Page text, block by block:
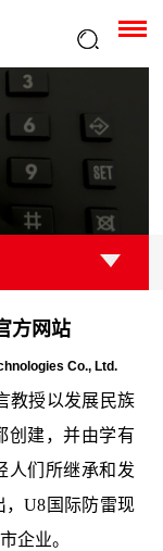
方网站
Co., Ltd.
教授以发展民族
创建，并由学有
人们所继承和发
，U8国际防雷现
企业。